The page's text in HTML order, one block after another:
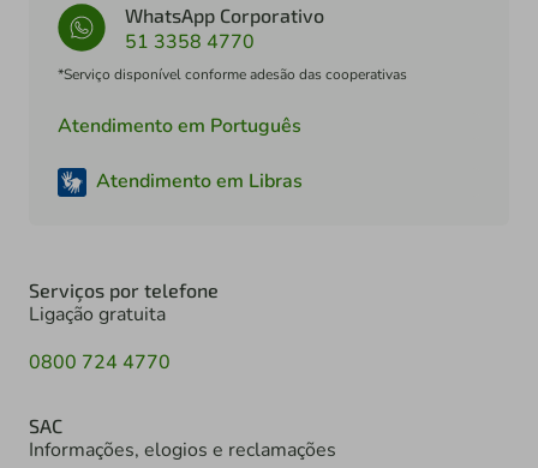
WhatsApp Corporativo
51 3358 4770
*Serviço disponível conforme adesão das cooperativas
Atendimento em Português
Atendimento em Libras
Serviços por telefone
Ligação gratuita
0800 724 4770
SAC
Informações, elogios e reclamações